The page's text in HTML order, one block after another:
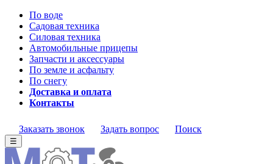
По воде
Садовая техника
Силовая техника
Автомобильные прицепы
Запчасти и аксессуары
По земле и асфальту
По снегу
Доставка и оплата
Контакты
Заказать звонок Задать вопрос Поиск
☰